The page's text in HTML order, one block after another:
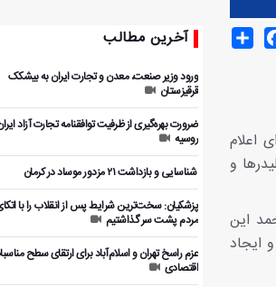
Share
اعلام
و
این
ایجاد
آخرین مطالب
ورود وزیر صنعت، معدن و تجارت ایران به بیشکک
قرقیزستان
ضرورت بهره‌گیری از ظرفیت توافقنامه تجارت آزاد
روسیه
️ شناسایی و بازداشت ۲۱ مزدور موساد در کرمان
پزشکیان: سخت‌ترین شرایط پس از انقلاب را با
مردم پشت سر گذاشتیم
عزم راسخ تهران و اسلام‌آباد برای ارتقای سطح
اقتصادی